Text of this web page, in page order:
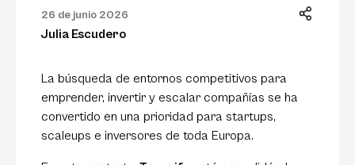
26 de junio 2026
Julia Escudero
La búsqueda de entornos competitivos para
emprender, invertir y escalar compañías se ha
convertido en una prioridad para startups,
scaleups e inversores de toda Europa.